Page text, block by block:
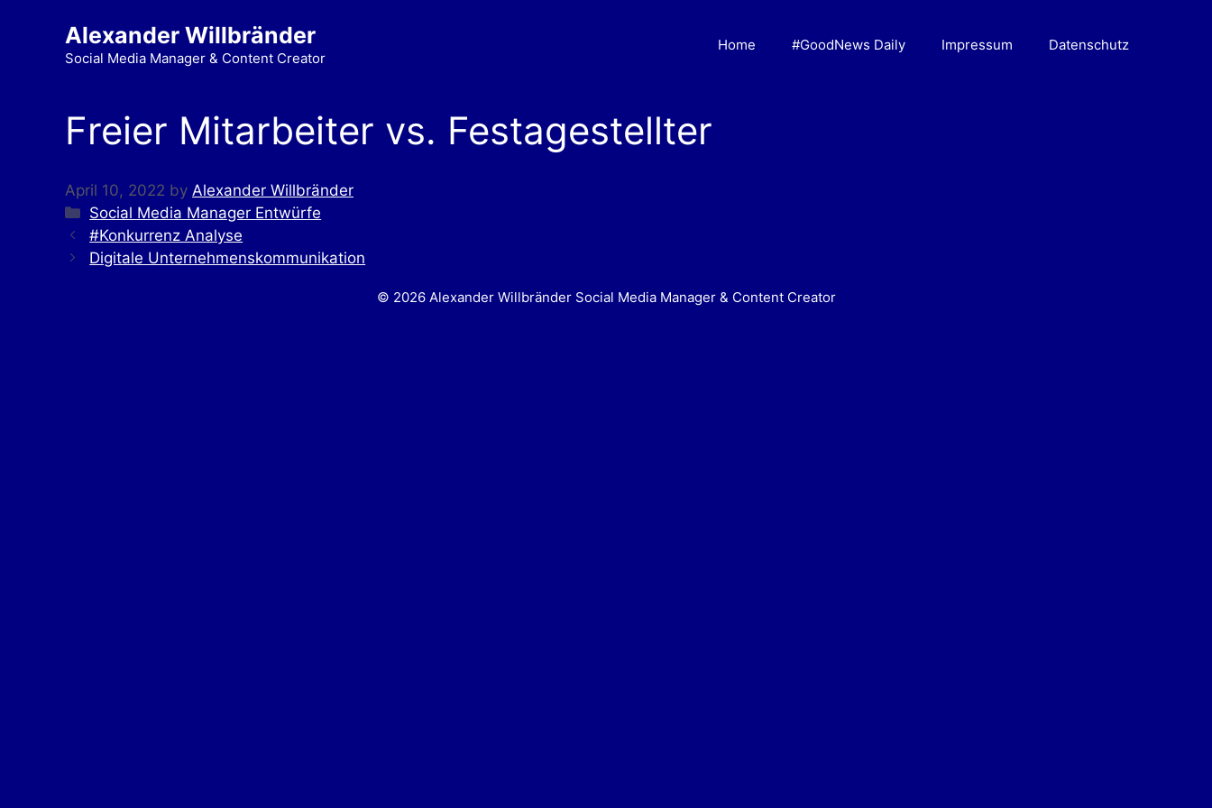
Alexander Willbränder
Social Media Manager & Content Creator
Home #GoodNews Daily Impressum Datenschutz
Freier Mitarbeiter vs. Festagestellter
April 10, 2022 by Alexander Willbränder
Social Media Manager Entwürfe
#Konkurrenz Analyse
Digitale Unternehmenskommunikation
© 2026 Alexander Willbränder Social Media Manager & Content Creator